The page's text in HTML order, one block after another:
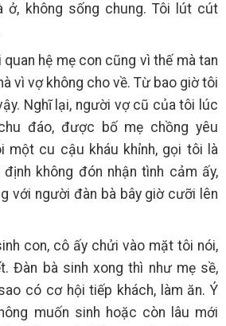
ở, không sống chung. Tôi lút cút
quan hệ mẹ con cũng vì thế mà tan
vì vợ không cho về. Từ bao giờ tôi
Nghĩ lại, người vợ cũ của tôi lúc
đáo, được bố mẹ chồng yêu
một cu cậu kháu khỉnh, gọi tôi là
không đón nhận tình cảm ấy,
với người đàn bà bây giờ cưỡi lên
con, cô ấy chửi vào mặt tôi nói,
Đàn bà sinh xong thì như mẹ sề,
có cơ hội tiếp khách, làm ăn. Ý
muốn sinh hoặc còn lâu mới